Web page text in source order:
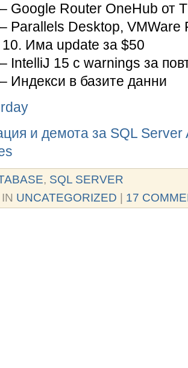
Google Router OneHub от
Parallels Desktop, VMWare
Има update за $50
IntelliJ 15 с warnings за
Индекси в базите данни
и демота за SQL
, SQL SERVER
UNCATEGORIZED | 17